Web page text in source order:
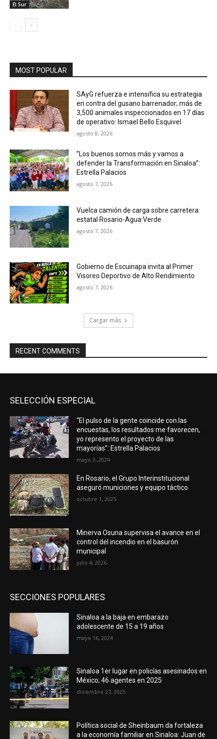
El Sur
MOST POPULAR
SAyG refuerza e intensifica su estrategia
en contra del gusano barrenador; más de
3,500 animales inspeccionados en 17 días
de operativo: Ismael Bello Esquivel
agosto 8, 2026
”Los buenos somos más y vamos a
defender la Transformación en Sinaloa”:
Estrella Palacios
agosto 7, 2026
Vuelca camión de carga sobre carretera
estatal Rosario-Agua Verde
agosto 7, 2026
Gobierno de Escuinapa invita al Primer
Visoreo Deportivo de Alto Rendimiento
agosto 7, 2026
Cargar más
RECENT COMMENTS
SELECCIÓN ESPECIAL
“El pulso de la gente coincide con las
encuestas, los resultados me favorecen,
yo represento el proyecto de las
mayorías”: Estrella Palacios
mayo 3, 2024
En Rosario, el Grupo Interinstitucional
aseguró municiones y equipo táctico
octubre 1, 2025
Minerva Osuna supervisa el avance en el
control del incendio en el basurón
municipal
julio 4, 2026
SECCIONES POPULARES
Sinaloa a la baja en embarazo
adolescente de 15 a 19 años
mayo 16, 2024
Sinaloa 1er lugar en policías asesinados en
México; 46 agentes en 2025
diciembre 27, 2025
Política social de Sheinbaum da fortaleza
a la economía familiar en Sinaloa: Juan de